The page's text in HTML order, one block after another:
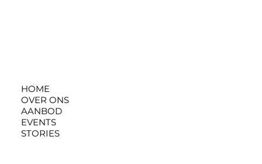
HOME
OVER ONS
AANBOD
EVENTS
STORIES